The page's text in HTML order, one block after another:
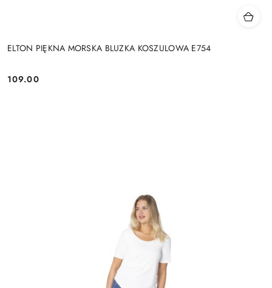
ELTON PIĘKNA MORSKA BLUZKA KOSZULOWA E754
Cena:
109.00